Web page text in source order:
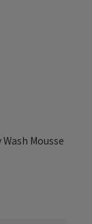
Wash Mousse